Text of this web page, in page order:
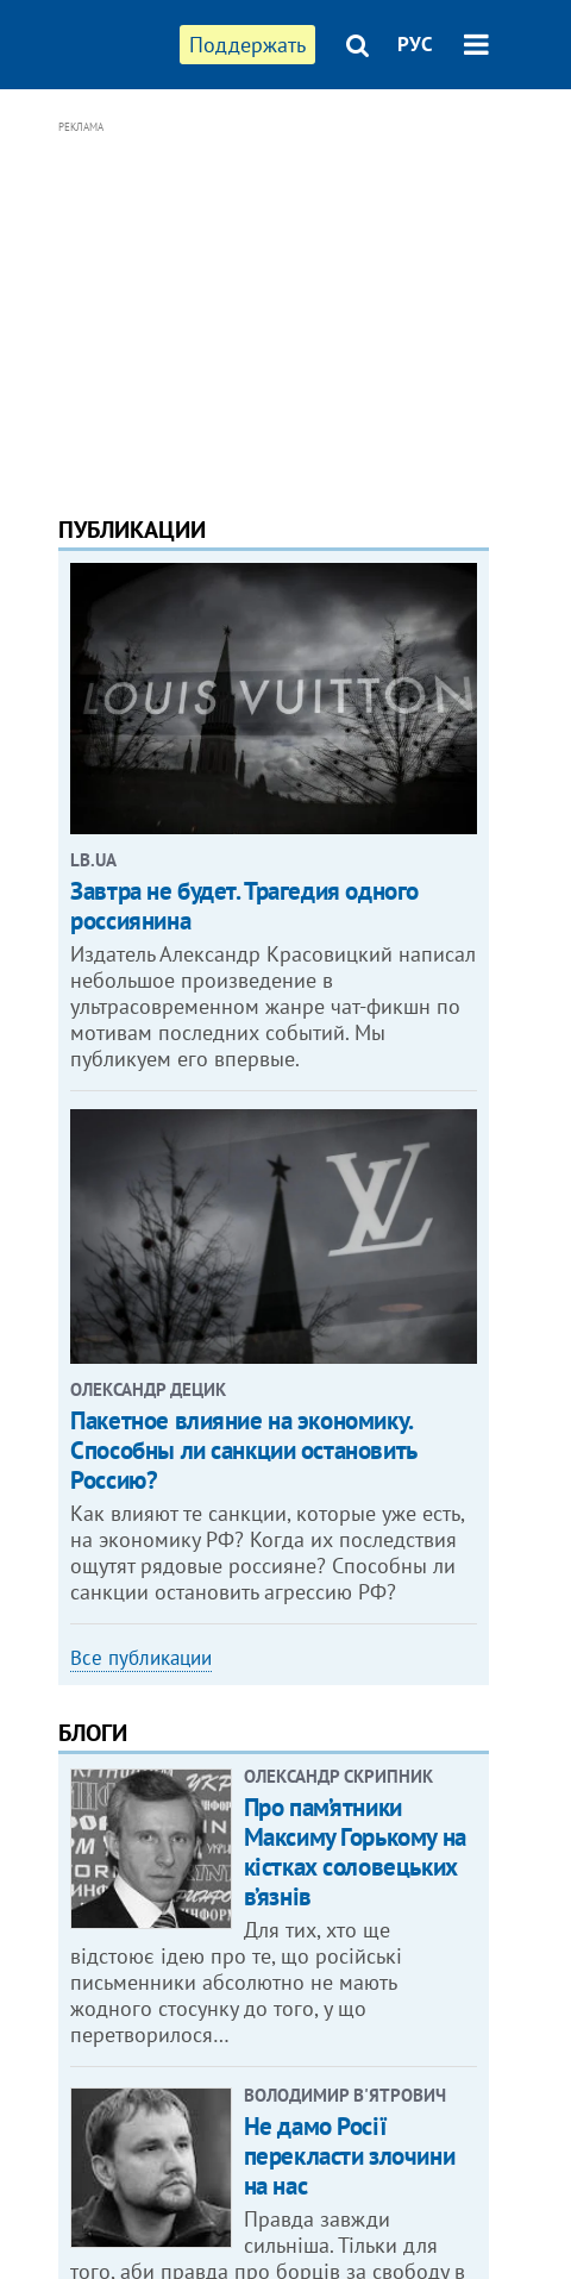
Поддержать РУС
РЕКЛАМА
ПУБЛИКАЦИИ
LB.UA
Завтра не будет. Трагедия одного
россиянина
Издатель Александр Красовицкий написал
небольшое произведение в
ультрасовременном жанре чат-фикшн по
мотивам последних событий. Мы
публикуем его впервые.
ОЛЕКСАНДР ДЕЦИК
Пакетное влияние на экономику.
Способны ли санкции остановить
Россию?
Как влияют те санкции, которые уже есть,
на экономику РФ? Когда их последствия
ощутят рядовые россияне? Способны ли
санкции остановить агрессию РФ?
Все публикации
БЛОГИ
ОЛЕКСАНДР СКРИПНИК
Про пам’ятники
Максиму Горькому на
кістках соловецьких
в’язнів
Для тих, хто ще
відстоює ідею про те, що російські
письменники абсолютно не мають
жодного стосунку до того, у що
перетворилося…
ВОЛОДИМИР В'ЯТРОВИЧ
Не дамо Росії
перекласти злочини
на нас
Правда завжди
сильніша. Тільки для
того, аби правда про борців за свободу в